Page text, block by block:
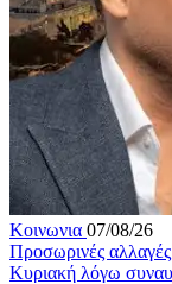
Κοινωνια 07/08/26
Προσωρινές
Κυριακή λόγω